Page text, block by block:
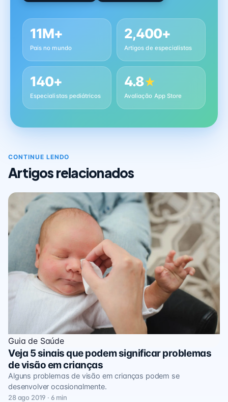
11M+
Pais no mundo
2,400+
Artigos de especialistas
140+
Especialistas pediátricos
4.8★
Avaliação App Store
CONTINUE LENDO
Artigos relacionados
Guia de Saúde
Veja 5 sinais que podem significar problemas
de visão em crianças
Alguns problemas de visão em crianças podem se
desenvolver ocasionalmente.
28 ago 2019 · 6 min